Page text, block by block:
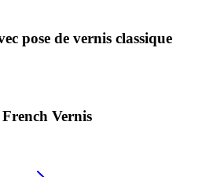
pose de vernis classique
Vernis